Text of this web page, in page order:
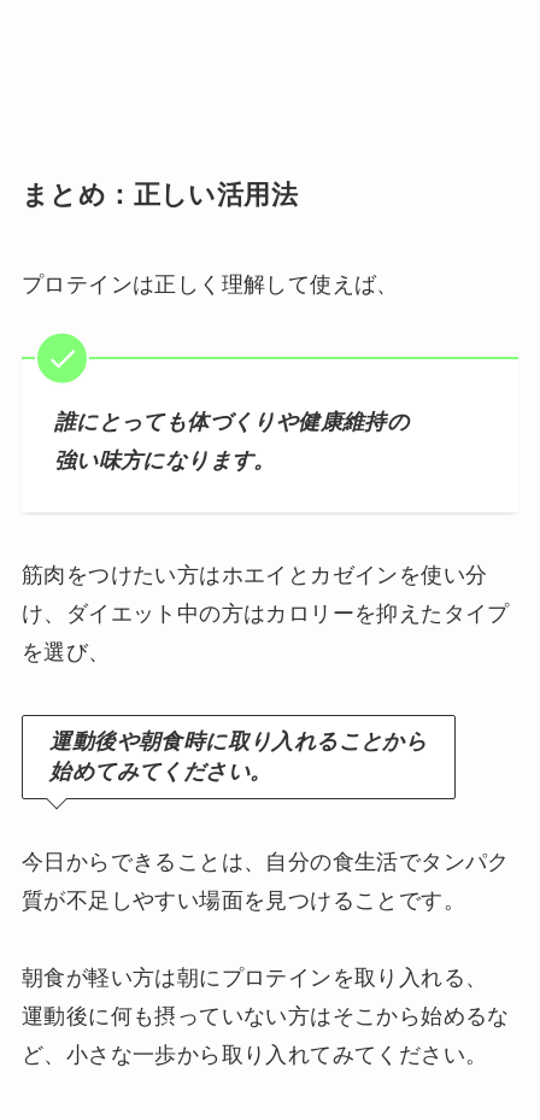
まとめ：正しい活用法
プロテインは正しく理解して使えば、
誰にとっても体づくりや健康維持の
強い味方になります。
筋肉をつけたい方はホエイとカゼインを使い分
け、ダイエット中の方はカロリーを抑えたタイプ
を選び、
運動後や朝食時に取り入れることから
始めてみてください。
今日からできることは、自分の食生活でタンパク
質が不足しやすい場面を見つけることです。
朝食が軽い方は朝にプロテインを取り入れる、
運動後に何も摂っていない方はそこから始めるな
ど、小さな一歩から取り入れてみてください。